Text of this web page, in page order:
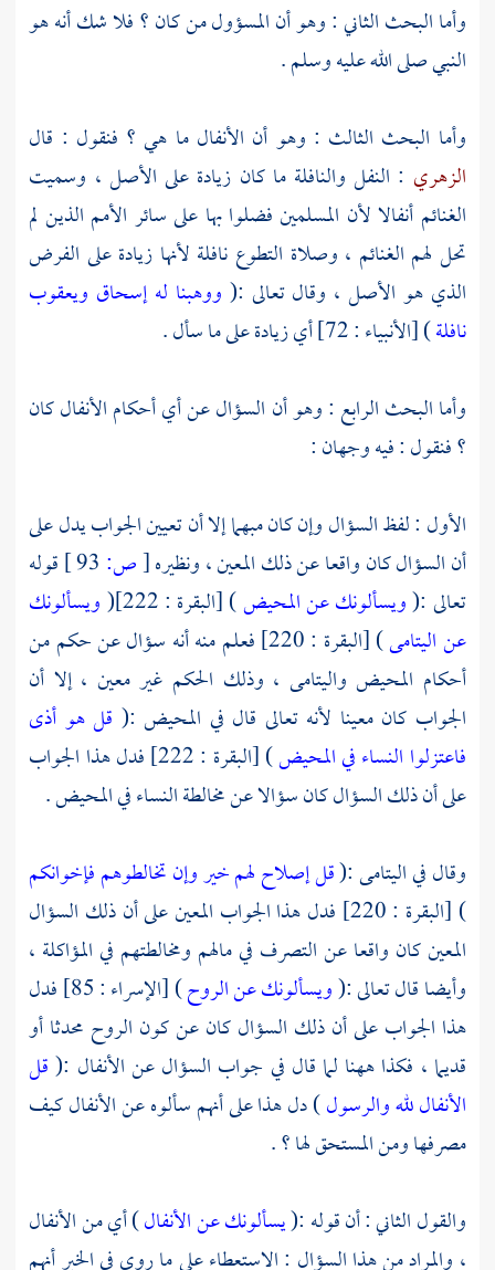
وأما البحث الثاني : وهو أن المسؤول من كان ؟ فلا شك أنه هو
النبي صلى الله عليه وسلم .
وأما البحث الثالث : وهو أن الأنفال ما هي ؟ فنقول : قال
الزهري : النفل والنافلة ما كان زيادة على الأصل ، وسميت
الغنائم أنفالا لأن المسلمين فضلوا بها على سائر الأمم الذين لم
تحل لهم الغنائم ، وصلاة التطوع نافلة لأنها زيادة على الفرض
الذي هو الأصل ، وقال تعالى :( ووهبنا له إسحاق ويعقوب
نافلة) [الأنبياء : 72] أي زيادة على ما سأل .
وأما البحث الرابع : وهو أن السؤال عن أي أحكام الأنفال كان
؟ فنقول : فيه وجهان :
الأول : لفظ السؤال وإن كان مبهما إلا أن تعيين الجواب يدل على
أن السؤال كان واقعا عن ذلك المعين ، ونظيره[ص:
قوله
تعالى :(ويسألونك عن المحيض) [البقرة : 222](
ويسألونك
عن اليتامى
) [البقرة : 220] فعلم منه أنه سؤال عن حكم من
أحكام المحيض واليتامى ، وذلك الحكم غير معين ، إلا أن
الجواب كان معينا لأنه تعالى قال في المحيض :( قل هو أذى
فاعتزلوا النساء في المحيض
) [البقرة : 222] فدل هذا الجواب
على أن ذلك السؤال كان سؤالا عن مخالطة النساء في المحيض .
وقال في اليتامى :(قل إصلاح لهم خير وإن تخالطوهم فإخوانكم
) [البقرة : 220] فدل هذا الجواب المعين على أن ذلك السؤال
المعين كان واقعا عن التصرف في مالهم ومخالطتهم في المؤاكلة ،
وأيضا قال تعالى :(ويسألونك عن الروح
) [الإسراء : 85] فدل
هذا الجواب على أن ذلك السؤال كان عن كون الروح محدثا أو
قديما ، فكذا ههنا لما قال في جواب السؤال عن الأنفال :(قل
الأنفال لله والرسول) دل هذا على أنهم سألوه عن الأنفال كيف
مصرفها ومن المستحق لها ؟ .
والقول الثاني : أن قوله :(يسألونك عن الأنفال) أي من الأنفال
، والمراد من هذا السؤال : الاستعطاء على ما روي في الخبر أنهم